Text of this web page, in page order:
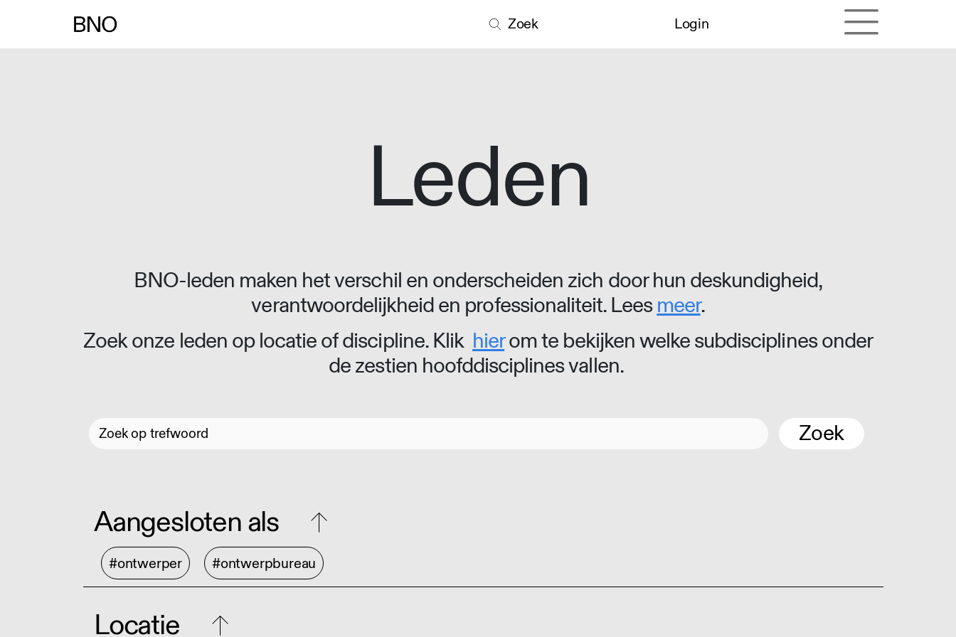
Zoek Login
Leden
BNO-leden maken het verschil en onderscheiden zich door hun deskundigheid,
verantwoordelijkheid en professionaliteit. Leesmeer.
Zoek onze leden op locatie of discipline. Klik hierom te bekijken welke subdisciplines onder
de zestien hoofddisciplines vallen.
Zoek
Aangesloten als
#ontwerper #ontwerpbureau
Locatie